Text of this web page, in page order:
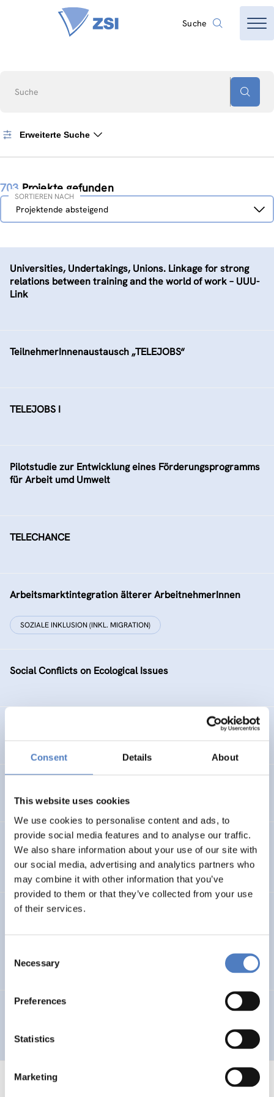
Consent Details About
This website uses cookies
We use cookies to personalise content and ads, to
provide social media features and to analyse our traffic.
We also share information about your use of our site with
our social media, advertising and analytics partners who
may combine it with other information that you’ve
provided to them or that they’ve collected from your use
of their services.
Selection
Necessary
Preferences
Statistics
Marketing
Suche
Suche
Erweiterte Suche
703 Projekte gefunden
Sortieren
nachProjektende absteigend
SORTIEREN NACH
Universities, Undertakings, Unions. Linkage for strong
relations between training and the world of work – UUU-
Link
TeilnehmerInnenaustausch „TELEJOBS“
TELEJOBS I
Pilotstudie zur Entwicklung eines Förderungsprogramms
für Arbeit umd Umwelt
TELECHANCE
Arbeitsmarktintegration älterer ArbeitnehmerInnen
SOZIALE INKLUSION (INKL. MIGRATION)
Social Conflicts on Ecological Issues
Entwicklung des Arbeitsmarktes und KMus in Wien
Multilingual Urban Network for the Integration of City
Planners and Involved Local Actors – MUNICIPIA
GV 97